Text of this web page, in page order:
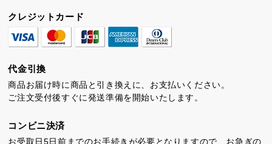
プライバシーポリシー
クレジットカード
代金引換
商品お届け時に商品と引き換えに、お支払いください。
ご注文受付後すぐに発送準備を開始いたします。
コンビニ決済
お受取日5日前までのお手続きが必要となりますので、お急ぎの